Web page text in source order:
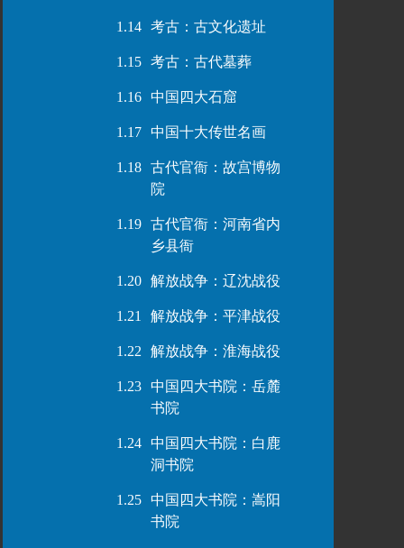
1.14 考古：古文化遗址
1.15 考古：古代墓葬
1.16 中国四大石窟
1.17 中国十大传世名画
1.18
古代官衙：故宫博物
院
1.19
古代官衙：河南省内
乡县衙
1.20 解放战争：辽沈战役
1.21 解放战争：平津战役
1.22 解放战争：淮海战役
1.23
中国四大书院：岳麓
书院
1.24
中国四大书院：白鹿
洞书院
1.25
中国四大书院：嵩阳
书院